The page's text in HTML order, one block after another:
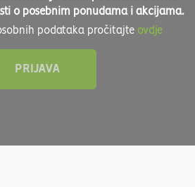
o posebnim ponudama i akcijama.
podataka pročitajte ovdje